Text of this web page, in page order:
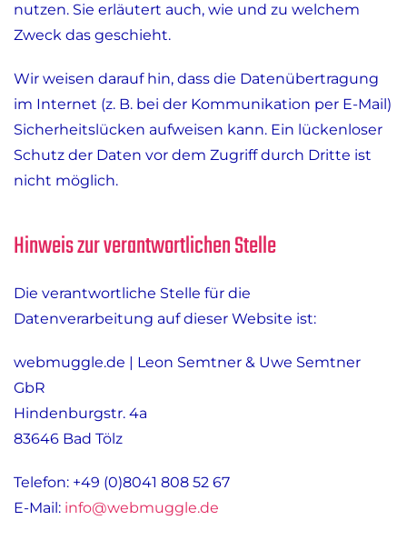
nutzen. Sie erläutert auch, wie und zu welchem
Zweck das geschieht.
Wir weisen darauf hin, dass die Datenübertragung
im Internet (z. B. bei der Kommunikation per E-Mail)
Sicherheitslücken aufweisen kann. Ein lückenloser
Schutz der Daten vor dem Zugriff durch Dritte ist
nicht möglich.
Hinweis zur verantwortlichen Stelle
Die verantwortliche Stelle für die
Datenverarbeitung auf dieser Website ist:
webmuggle.de | Leon Semtner & Uwe Semtner
GbR
Hindenburgstr. 4a
83646 Bad Tölz
Telefon: +49 (0)8041 808 52 67
E-Mail: info@webmuggle.de